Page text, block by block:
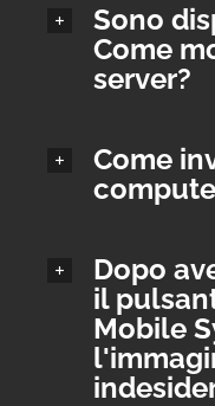
Sono
Come
server?
Come
Dopo
il
Mobile